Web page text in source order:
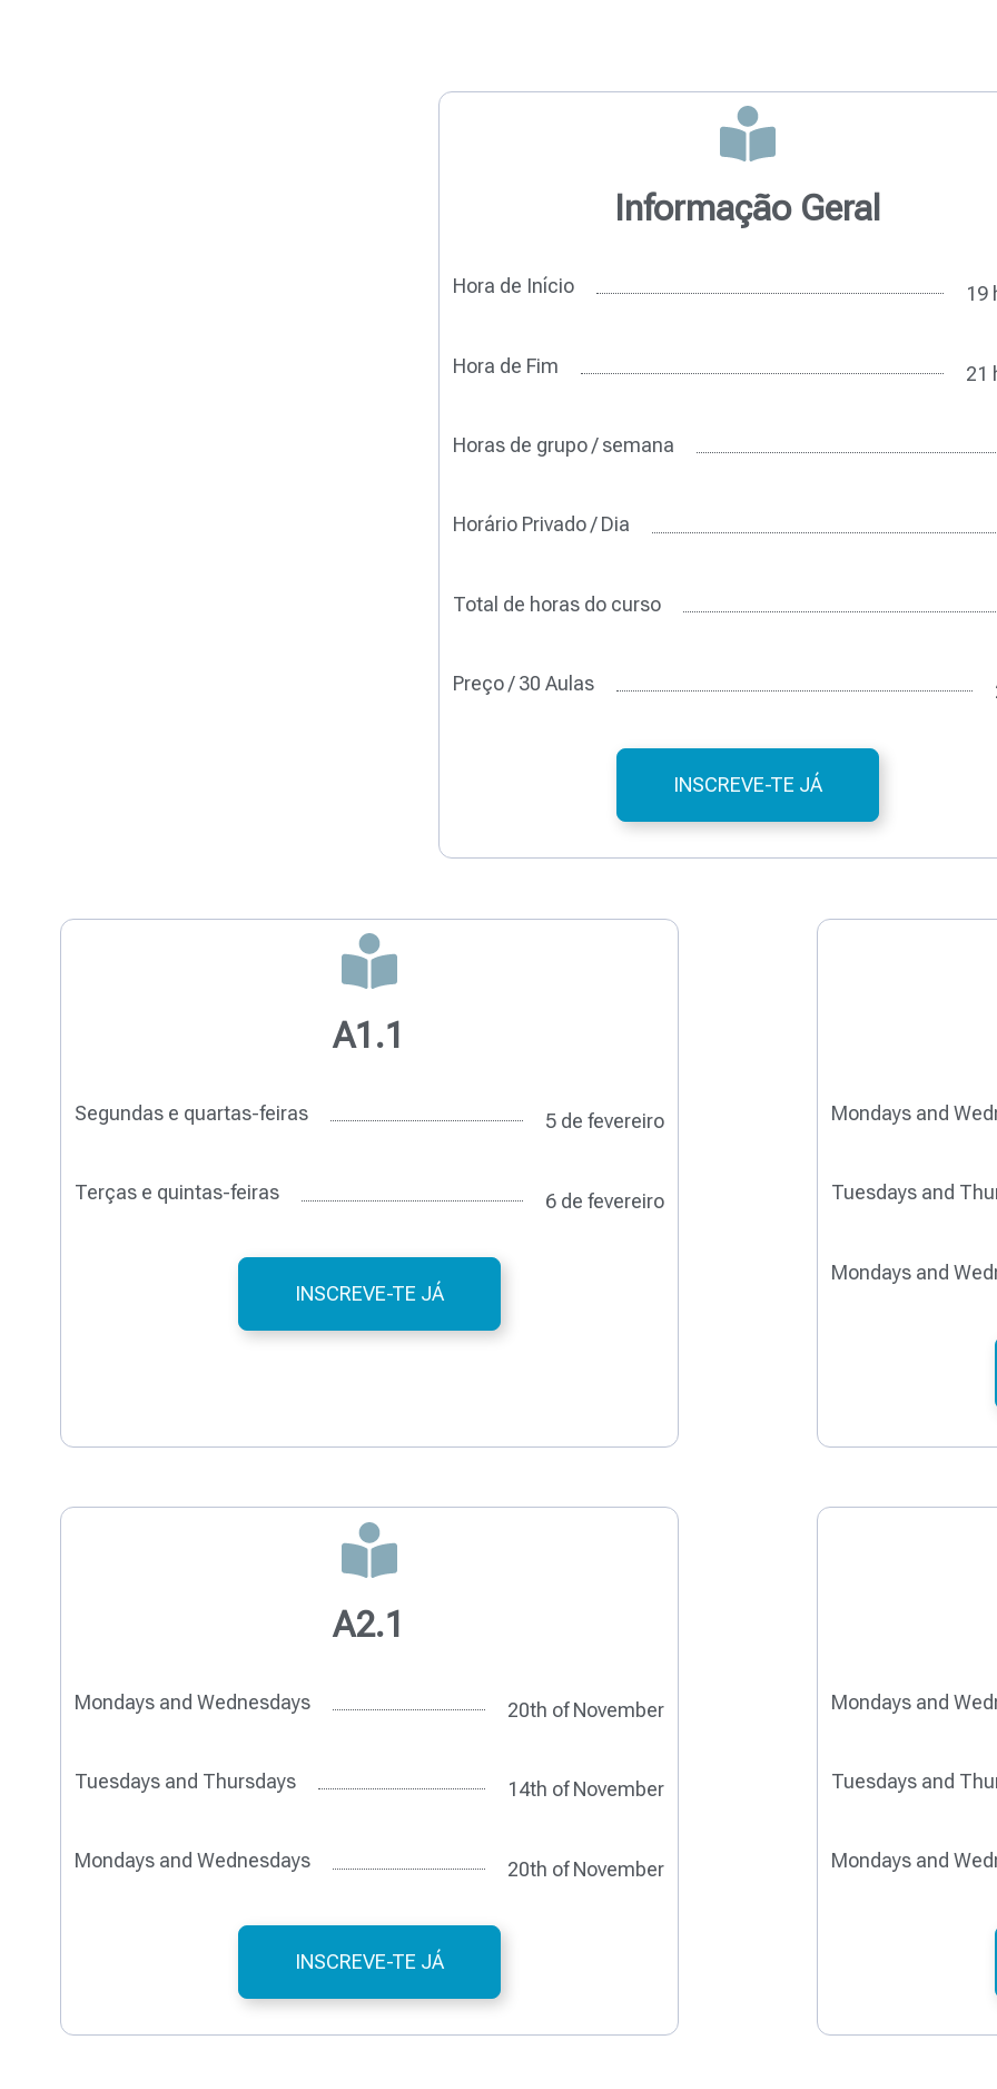
Informação Geral
Hora de Início 19
Hora de Fim 21
Horas de grupo / semana
Horário Privado / Dia
Total de horas do curso
Preço / 30 Aulas
INSCREVE-TE JÁ
A1.1
Segundas e quartas-feiras 5 de fevereiro
Terças e quintas-feiras 6 de fevereiro
INSCREVE-TE JÁ
Mondays and
Tuesdays and
Mondays and
A2.1
Mondays and Wednesdays 20th of November
Tuesdays and Thursdays 14th of November
Mondays and Wednesdays 20th of November
INSCREVE-TE JÁ
Mondays and
Tuesdays and
Mondays and